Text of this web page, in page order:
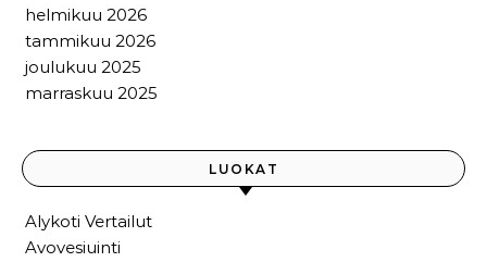
helmikuu 2026
tammikuu 2026
joulukuu 2025
marraskuu 2025
LUOKAT
Alykoti Vertailut
Avovesiuinti